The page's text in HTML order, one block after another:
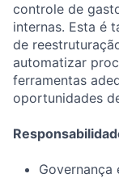
controle de
internas. Esta é
de
automatizar
ferramentas
oportunidades